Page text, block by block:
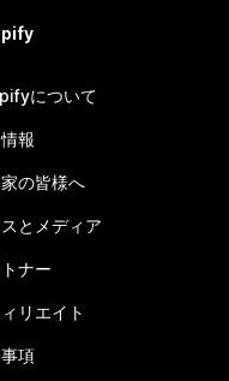
について
報
の皆様へ
とメディア
ナー
リエイト
項